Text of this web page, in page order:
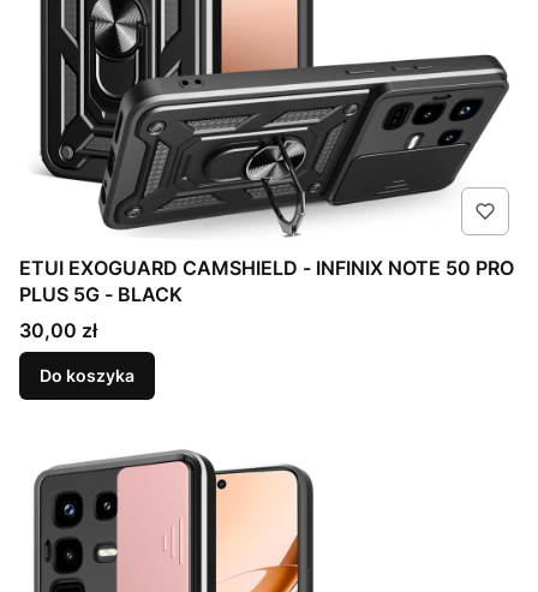
ETUI EXOGUARD CAMSHIELD - INFINIX NOTE 50 PRO
PLUS 5G - BLACK
Cena
30,00 zł
Do koszyka